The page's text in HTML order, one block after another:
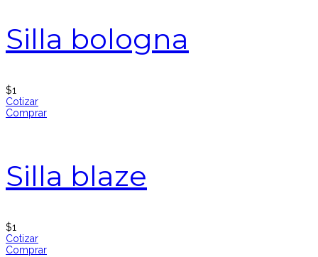
Silla bologna
$1
Cotizar
Comprar
Silla blaze
$1
Cotizar
Comprar